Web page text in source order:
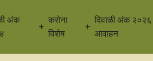
अंक
करोना
विशेष
दिवाळी अंक २०२६
आवाहन